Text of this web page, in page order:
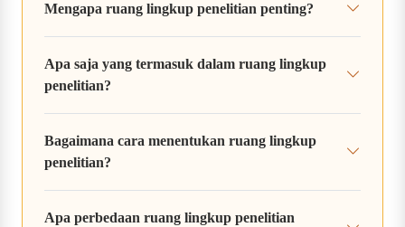
Mengapa ruang lingkup penelitian penting?
Apa saja yang termasuk dalam ruang lingkup
penelitian?
Bagaimana cara menentukan ruang lingkup
penelitian?
Apa perbedaan ruang lingkup penelitian